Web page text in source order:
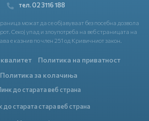
тел. 02 3116 188
можат да се објавуваат без посебна дозвола
Секој упад и злоупотреба на веб страницата на
е казнив по член 251 од Кривичниот закон.
Политика на приватност
Политика за колачиња
до старата веб страна
до старата стара веб страна